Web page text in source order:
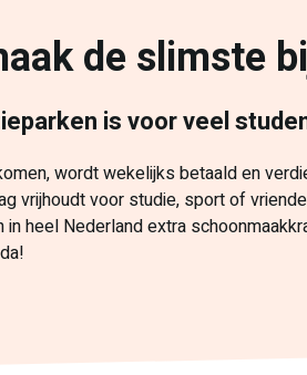
de slimste
is voor veel
wordt wekelijks betaald en
vrijhoudt voor studie, sport of
heel Nederland extra